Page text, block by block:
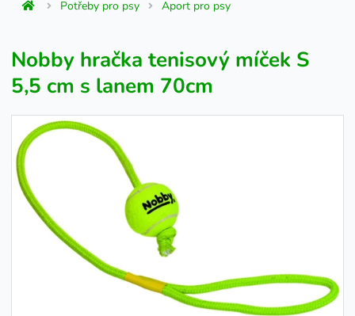
Potřeby pro psy Aport pro psy
Nobby hračka tenisový míček S
5,5 cm s lanem 70cm